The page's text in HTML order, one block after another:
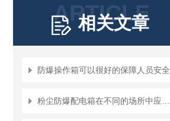
ARTICLE
相关文章
防爆操作箱可以很好的保障人员安全